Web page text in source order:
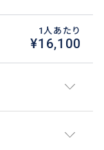
1人あたり
¥16,100